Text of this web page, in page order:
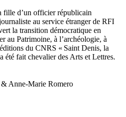
fille d’un officier républicain
au service étranger de RFI
la transition démocratique en
au Patrimoine, à l’archéologie, à
du CNRS « Saint Denis, la
été fait chevalier des Arts et Lettres.
Anne-Marie Romero